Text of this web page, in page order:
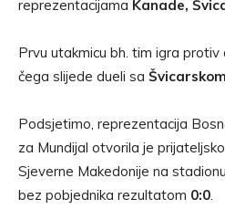
reprezentacijama Kanade,
Prvu utakmicu bh. tim igra protiv
čega slijede dueli sa Švicarskom
Podsjetimo, reprezentacija
za Mundijal otvorila je
Sjeverne Makedonije na
bez pobjednika rezultatom 0:0.